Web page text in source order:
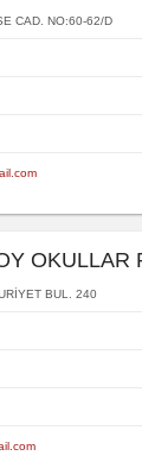
CAD. NO:60-62/D
OKULLAR
BUL. 240